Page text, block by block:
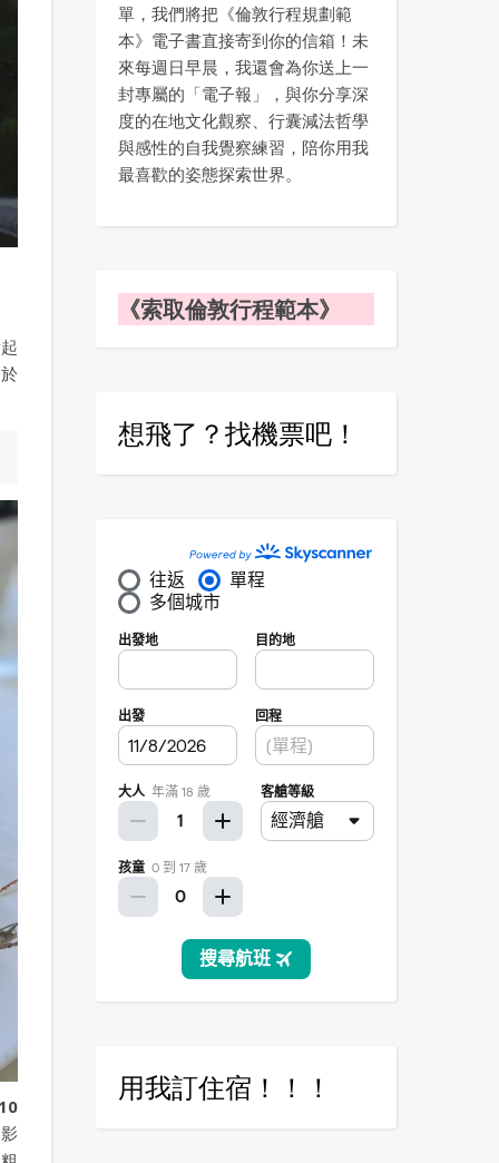
單，我們將把《倫敦行程規劃範
本》電子書直接寄到你的信箱！未
來每週日早晨，我還會為你送上一
封專屬的「電子報」，與你分享深
度的在地文化觀察、行囊減法哲學
與感性的自我覺察練習，陪你用我
最喜歡的姿態探索世界。
《索取倫敦行程範本》
想飛了？找機票吧！
用我訂住宿！！！